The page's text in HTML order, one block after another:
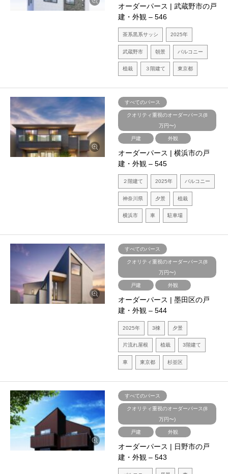
オーダーパース | 武蔵野市の戸
建・外観 – 546
茶系黒系サッシ 2025年
武蔵野市 朝景 バルコニー
植栽 ３階建て 東京都
すべてのパース
クオリティ重視のオーダーパース(8
万円〜)
戸建 外観
オーダーパース | 横浜市の戸
建・外観 – 545
２階建て 2025年 バルコニー
神奈川県 夕景 植栽
横浜市 車 駐車場
すべてのパース
クオリティ重視のオーダーパース(8
万円〜)
戸建 外観
オーダーパース | 墨田区の戸
建・外観 – 544
2025年 3棟 夕景
片流れ屋根 植栽 3階建て
車 東京都 杉並区
すべてのパース
クオリティ重視のオーダーパース(8
万円〜)
戸建 外観
オーダーパース | 日野市の戸
建・外観 – 543